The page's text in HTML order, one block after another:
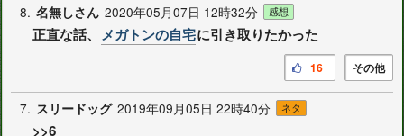
8. 名無しさん 2020年05月07日 12時32分 感想
正直な話、 メガトンの自宅に引き取りたかった
その他
16
7. スリードッグ 2019年09月05日 22時40分 ネタ
>>6